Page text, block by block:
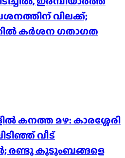
വിലക്ക്;
കര്‍ശന ഗതാഗത
കനത്ത മഴ: കാരശ്ശേരി
വീട്
രണ്ടു കുടുംബങ്ങളെ